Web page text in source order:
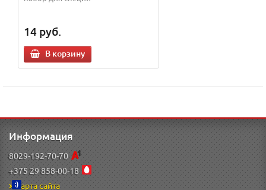
14 руб.
В корзину
Информация
8029-192-70-70
+375 29 858-00-18
Карта сайта